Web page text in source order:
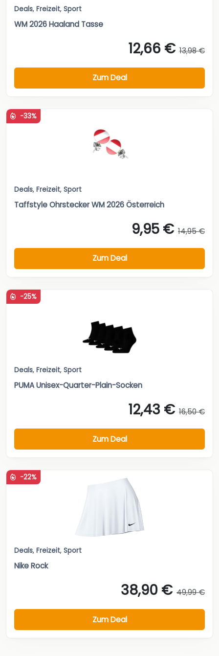
Deals, Freizeit, Sport
WM 2026 Haaland Tasse
12,66 € 13,98 €
Zum Deal
-33%
Deals, Freizeit, Sport
Taffstyle Ohrstecker WM 2026 Österreich
9,95 € 14,95 €
Zum Deal
-25%
Deals, Freizeit, Sport
PUMA Unisex-Quarter-Plain-Socken
12,43 € 16,50 €
Zum Deal
-22%
Deals, Freizeit, Sport
Nike Rock
38,90 € 49,99 €
Zum Deal